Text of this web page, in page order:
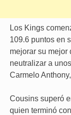
Los Kings
109.6 puntos en
mejorar su
neutralizar a
Carmelo
Cousins superó
quien terminó